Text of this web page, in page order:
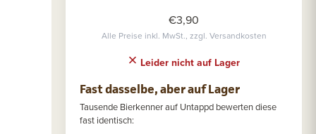
€3,90
Alle Preise inkl. MwSt., zzgl. Versandkosten
Leider nicht auf Lager
Fast dasselbe, aber auf Lager
Tausende Bierkenner auf Untappd bewerten diese
fast identisch: